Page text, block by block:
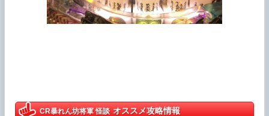
CR暴れん坊将軍 怪談 オススメ攻略情報